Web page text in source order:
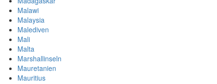
Malawi
Malaysia
Malediven
Mali
Malta
Marshallinseln
Mauretanien
Mauritius